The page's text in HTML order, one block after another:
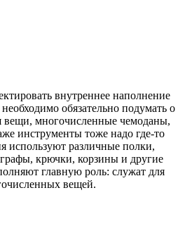
внутреннее наполнение
обязательно подумать о
вещи, многочисленные чемоданы,
инструменты тоже надо где-то
используют различные полки,
крючки, корзины и другие
главную роль: служат для
вещей.